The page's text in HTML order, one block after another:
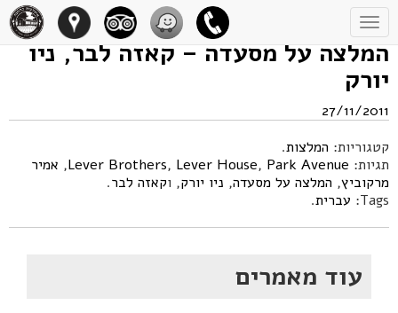
Toggle
navigation
המלצה על מסעדה – קאזה לבר, ניו
יורק
27/11/2011
קטגוריות: המלצות.
תגיות:
Lever Brothers, Lever House, Park Avenue
, אמיר
מרקוביץ, המלצה על מסעדה, ניו יורק, וקאזה לבר.
Tags: עברית.
עוד מאמרים